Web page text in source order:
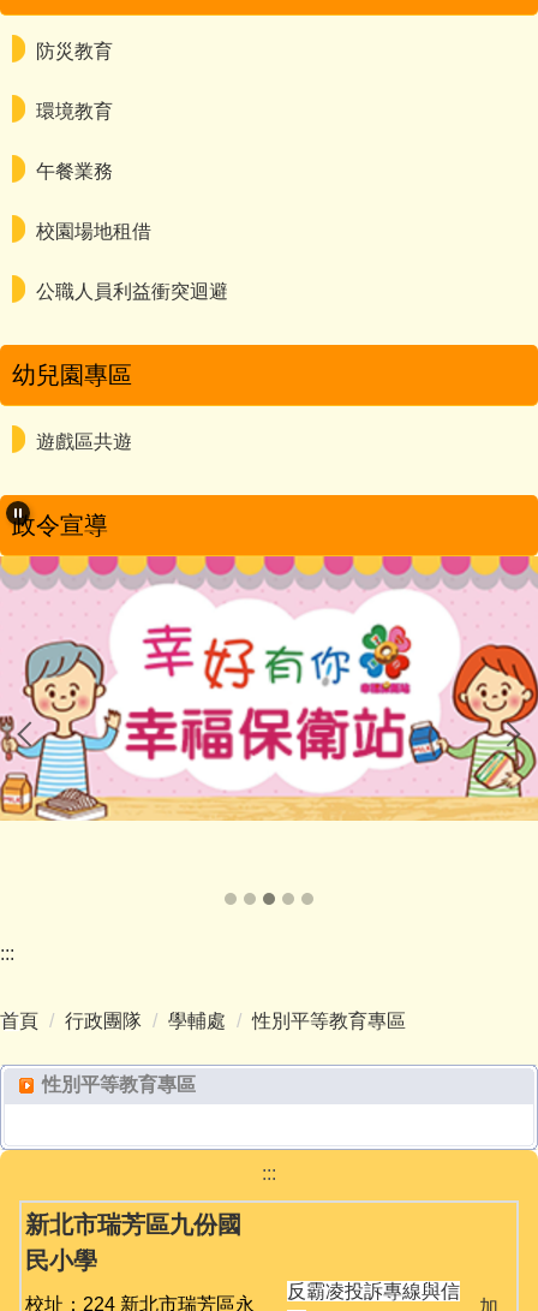
防災教育
環境教育
午餐業務
校園場地租借
公職人員利益衝突迴避
幼兒園專區
遊戲區共遊
政令宣導
:::
首頁 行政團隊 學輔處 性別平等教育專區
性別平等教育專區
:::
新北市瑞芳區九份國
民小學
校址：224 新北市瑞芳區永
反霸凌投訴專線與信